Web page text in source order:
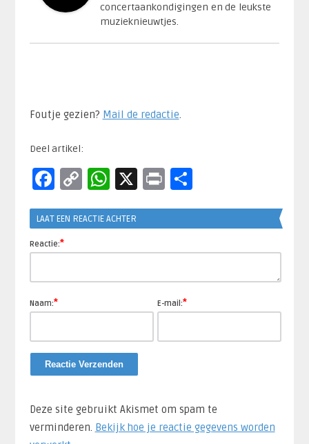
concertaankondigingen en de leukste
muzieknieuwtjes.
Foutje gezien? Mail de redactie.​
Deel artikel:
Facebook
CopyWhatsApp
X PrintDelen
LAAT EEN REACTIE ACHTER
Reactie:*
Naam:* E-mail:*
Deze site gebruikt Akismet om spam te
verminderen. Bekijk hoe je reactie gegevens worden